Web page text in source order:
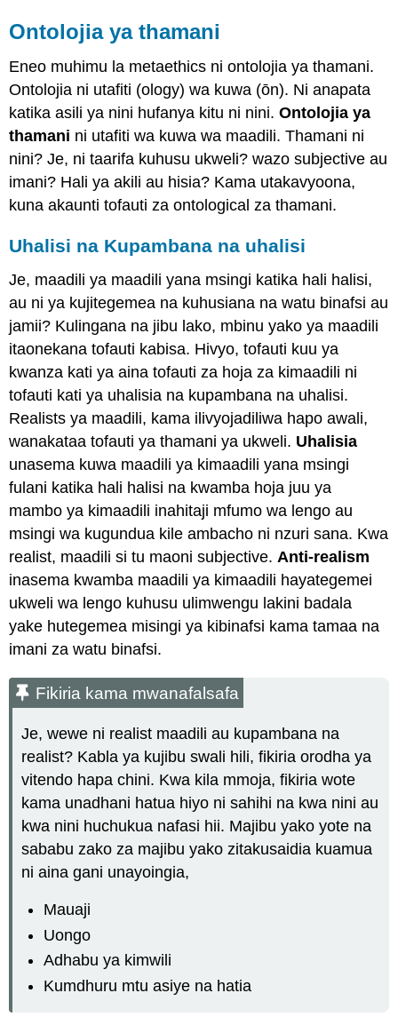
Maadili
na
Sheria
ya
Asili
Maadili
Naturalism
VIUNGANISHO
Sababu
Fikiria
mwanafalsafa
Ontolojia ya thamani
Eneo muhimu la metaethics ni ontolojia ya thamani.
Ontolojia ni utafiti (ology) wa kuwa (ōn). Ni anapata
katika asili ya nini hufanya kitu ni nini.Ontolojia ya
thamani ni utafiti wa kuwa wa maadili. Thamani ni
nini? Je, ni taarifa kuhusu ukweli? wazo subjective au
imani? Hali ya akili au hisia? Kama utakavyoona,
kuna akaunti tofauti za ontological za thamani.
Uhalisi na Kupambana na uhalisi
Je, maadili ya maadili yana msingi katika hali halisi,
au ni ya kujitegemea na kuhusiana na watu binafsi au
jamii? Kulingana na jibu lako, mbinu yako ya maadili
itaonekana tofauti kabisa. Hivyo, tofauti kuu ya
kwanza kati ya aina tofauti za hoja za kimaadili ni
tofauti kati ya uhalisia na kupambana na uhalisi.
Realists ya maadili, kama ilivyojadiliwa hapo awali,
wanakataa tofauti ya thamani ya ukweli. Uhalisia
unasema kuwa maadili ya kimaadili yana msingi
fulani katika hali halisi na kwamba hoja juu ya
mambo ya kimaadili inahitaji mfumo wa lengo au
msingi wa kugundua kile ambacho ni nzuri sana. Kwa
realist, maadili si tu maoni subjective. Anti-realism
inasema kwamba maadili ya kimaadili hayategemei
ukweli wa lengo kuhusu ulimwengu lakini badala
yake hutegemea misingi ya kibinafsi kama tamaa na
imani za watu binafsi.
Fikiria kama mwanafalsafa
Je, wewe ni realist maadili au kupambana na
realist? Kabla ya kujibu swali hili, fikiria orodha ya
vitendo hapa chini. Kwa kila mmoja, fikiria wote
kama unadhani hatua hiyo ni sahihi na kwa nini au
kwa nini huchukua nafasi hii. Majibu yako yote na
sababu zako za majibu yako zitakusaidia kuamua
ni aina gani unayoingia,
Mauaji
Uongo
Adhabu ya kimwili
Kumdhuru mtu asiye na hatia